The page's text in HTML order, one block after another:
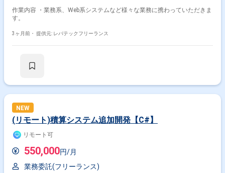
作業内容 ・業務系、Web系システムなど様々な業務に携わっていただきま
す。
3ヶ月前・ 提供元: レバテックフリーランス
NEW
(リモート)積算システム追加開発【C#】
リモート可
550,000円/月
業務委託(フリーランス)